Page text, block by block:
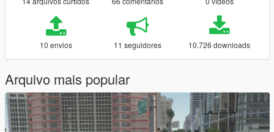
10 envios 11 seguidores 10.726 downloads
Arquivo mais popular